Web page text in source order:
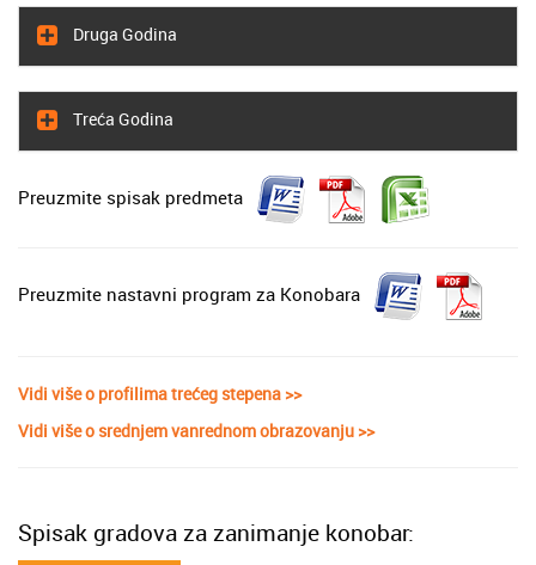
Druga Godina
Treća Godina
Preuzmite spisak predmeta
Preuzmite nastavni program za Konobara
Vidi više o profilima trećeg stepena >>
Vidi više o srednjem vanrednom obrazovanju >>
Spisak gradova za zanimanje konobar: